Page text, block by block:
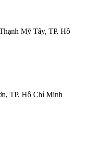
Mỹ Tây, TP. Hồ
TP. Hồ Chí Minh